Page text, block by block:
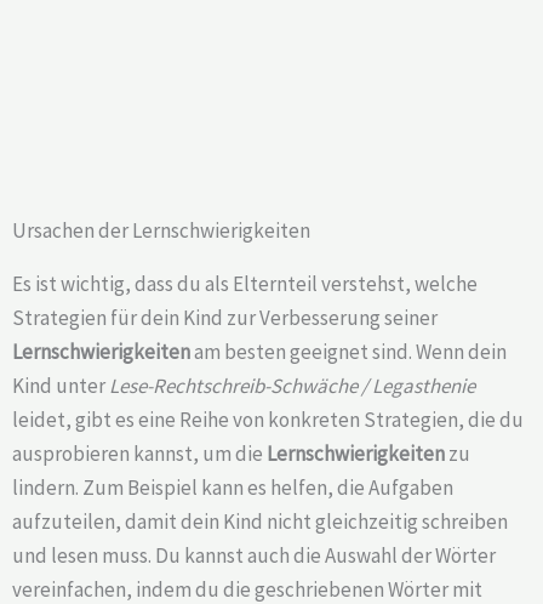
Ursachen der Lernschwierigkeiten
Es ist wichtig, dass du als Elternteil verstehst, welche
Strategien für dein Kind zur Verbesserung seiner
Lernschwierigkeitenam besten geeignet sind. Wenn dein
Kind unterLese-Rechtschreib-Schwäche / Legasthenie
leidet, gibt es eine Reihe von konkreten Strategien, die du
ausprobieren kannst, um die Lernschwierigkeitenzu
lindern. Zum Beispiel kann es helfen, die Aufgaben
aufzuteilen, damit dein Kind nicht gleichzeitig schreiben
und lesen muss. Du kannst auch die Auswahl der Wörter
vereinfachen, indem du die geschriebenen Wörter mit